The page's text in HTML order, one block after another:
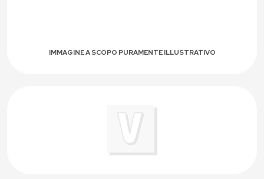
IMMAGINE A SCOPO PURAMENTE ILLUSTRATIVO